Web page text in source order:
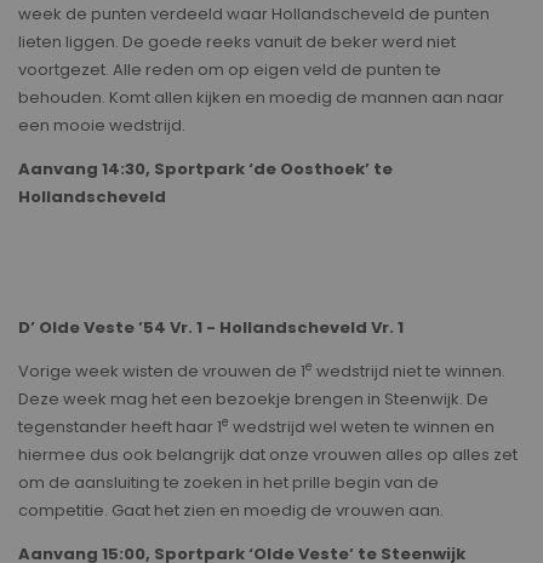
week de punten verdeeld waar Hollandscheveld de punten
lieten liggen. De goede reeks vanuit de beker werd niet
voortgezet. Alle reden om op eigen veld de punten te
behouden. Komt allen kijken en moedig de mannen aan naar
een mooie wedstrijd.
Aanvang 14:30, Sportpark ‘de Oosthoek’ te
Hollandscheveld
D’ Olde Veste ’54 Vr. 1 - Hollandscheveld Vr. 1
Vorige week wisten de vrouwen de 1e wedstrijd niet te winnen.
Deze week mag het een bezoekje brengen in Steenwijk. De
tegenstander heeft haar 1e wedstrijd wel weten te winnen en
hiermee dus ook belangrijk dat onze vrouwen alles op alles zet
om de aansluiting te zoeken in het prille begin van de
competitie. Gaat het zien en moedig de vrouwen aan.
Aanvang 15:00, Sportpark ‘Olde Veste’ te Steenwijk